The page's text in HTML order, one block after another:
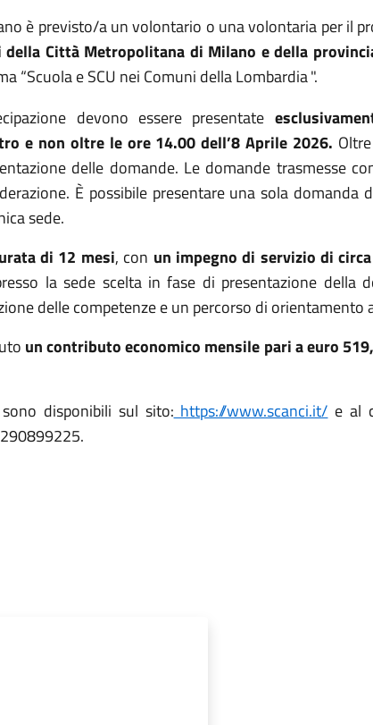
è previsto/a un volontario o una volontaria per il
Città Metropolitana di Milano e della
“Scuola e SCU nei Comuni della Lombardia".
devono essere presentate
e non oltre le ore 14.00 dell’8 Aprile 2026.
delle domande. Le domande trasmesse
È possibile presentare una sola domanda
sede.
di 12 mesi, con un impegno di servizio di
la sede scelta in fase di presentazione della
delle competenze e un percorso di orientamento
un contributo economico mensile pari a euro
disponibili sul sito: https://www.scanci.it/ e al